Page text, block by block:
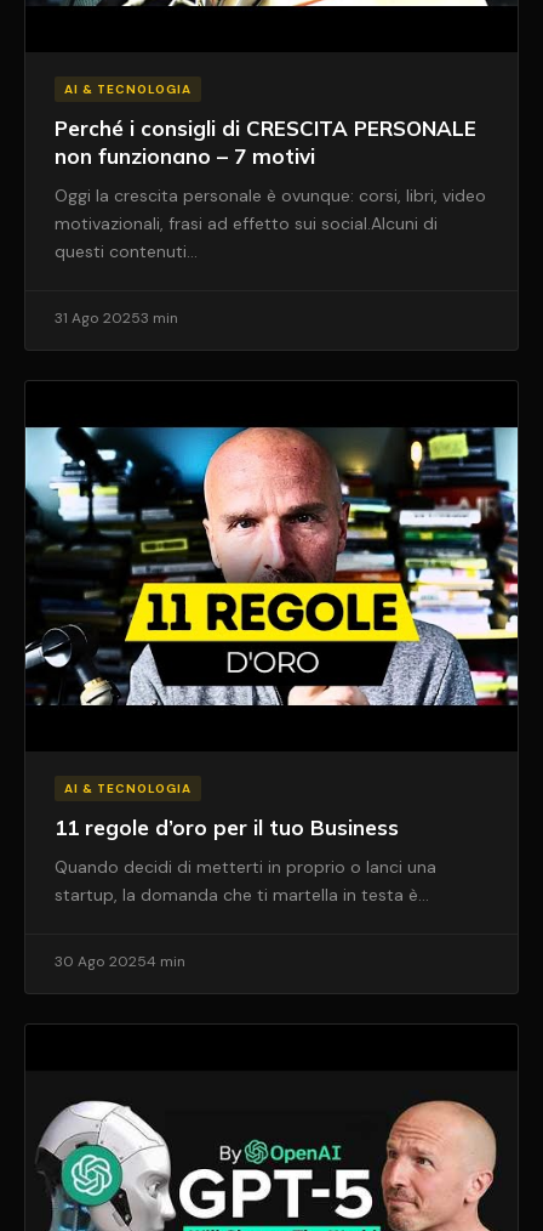
AI & TECNOLOGIA
Perché i consigli di CRESCITA PERSONALE
non funzionano – 7 motivi
Oggi la crescita personale è ovunque: corsi, libri, video
motivazionali, frasi ad effetto sui social.Alcuni di
questi contenuti…
31 Ago 20253 min
AI & TECNOLOGIA
11 regole d’oro per il tuo Business
Quando decidi di metterti in proprio o lanci una
startup, la domanda che ti martella in testa è…
30 Ago 20254 min